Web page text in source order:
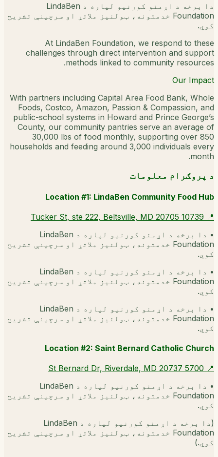
دا برخه د اړمنو کورنیو لپاره د LindaBen
Foundation خدمتونه، ټولنیز ملاتړ او سرچینې تشریح
کوي.
At LindaBen Foundation, we respond to these
challenges through direct intervention and support
methods linked to community resources.
Our Impact
With partners including Capital Area Food Bank, Whole
Foods, Costco, Amazon, Passion & Compassion, and
public-school systems in Howard and Prince George’s
County, our community pantries serve an average of
30,000 lbs of food monthly, supporting over 850
households and feeding around 3,000 individuals every
month.
د پروګرام معلومات
Location #1: LindaBen Community Food Hub
📍
10739 Tucker St, ste 222, Beltsville, MD 20705
•
دا برخه د اړمنو کورنیو لپاره د LindaBen
Foundation خدمتونه، ټولنیز ملاتړ او سرچینې تشریح
کوي.
•
دا برخه د اړمنو کورنیو لپاره د LindaBen
Foundation خدمتونه، ټولنیز ملاتړ او سرچینې تشریح
کوي.
•
دا برخه د اړمنو کورنیو لپاره د LindaBen
Foundation خدمتونه، ټولنیز ملاتړ او سرچینې تشریح
کوي.
Location #2: Saint Bernard Catholic Church
📍
5700 St Bernard Dr, Riverdale, MD 20737
•
دا برخه د اړمنو کورنیو لپاره د LindaBen
Foundation خدمتونه، ټولنیز ملاتړ او سرچینې تشریح
کوي.
(
دا برخه د اړمنو کورنیو لپاره د LindaBen
Foundation خدمتونه، ټولنیز ملاتړ او سرچینې تشریح
کوي.)